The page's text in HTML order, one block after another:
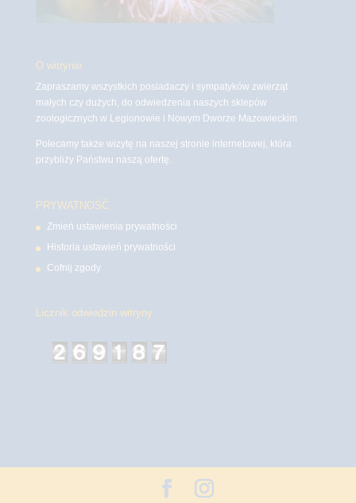
O witrynie
Zapraszamy wszystkich posiadaczy i sympatyków zwierząt
małych czy dużych, do odwiedzenia naszych sklepów
zoologicznych w Legionowie i Nowym Dworze Mazowieckim
Polecamy także wizytę na naszej stronie internetowej, która
przybliży Państwu naszą ofertę.
PRYWATNOŚĆ
Zmień ustawienia prywatności
Historia ustawień prywatności
Cofnij zgody
Licznik odwiedzin witryny